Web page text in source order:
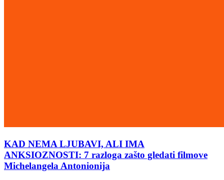
KAD NEMA LJUBAVI, ALI IMA
ANKSIOZNOSTI: 7 razloga zašto gledati filmove
Michelangela Antonionija